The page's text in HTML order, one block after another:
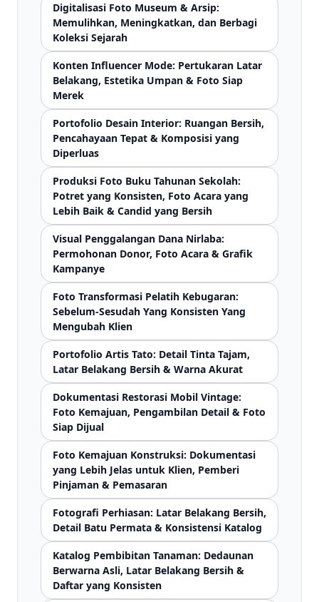
Digitalisasi Foto Museum & Arsip:
Memulihkan, Meningkatkan, dan Berbagi
Koleksi Sejarah
Konten Influencer Mode: Pertukaran Latar
Belakang, Estetika Umpan & Foto Siap
Merek
Portofolio Desain Interior: Ruangan Bersih,
Pencahayaan Tepat & Komposisi yang
Diperluas
Produksi Foto Buku Tahunan Sekolah:
Potret yang Konsisten, Foto Acara yang
Lebih Baik & Candid yang Bersih
Visual Penggalangan Dana Nirlaba:
Permohonan Donor, Foto Acara & Grafik
Kampanye
Foto Transformasi Pelatih Kebugaran:
Sebelum-Sesudah Yang Konsisten Yang
Mengubah Klien
Portofolio Artis Tato: Detail Tinta Tajam,
Latar Belakang Bersih & Warna Akurat
Dokumentasi Restorasi Mobil Vintage:
Foto Kemajuan, Pengambilan Detail & Foto
Siap Dijual
Foto Kemajuan Konstruksi: Dokumentasi
yang Lebih Jelas untuk Klien, Pemberi
Pinjaman & Pemasaran
Fotografi Perhiasan: Latar Belakang Bersih,
Detail Batu Permata & Konsistensi Katalog
Katalog Pembibitan Tanaman: Dedaunan
Berwarna Asli, Latar Belakang Bersih &
Daftar yang Konsisten